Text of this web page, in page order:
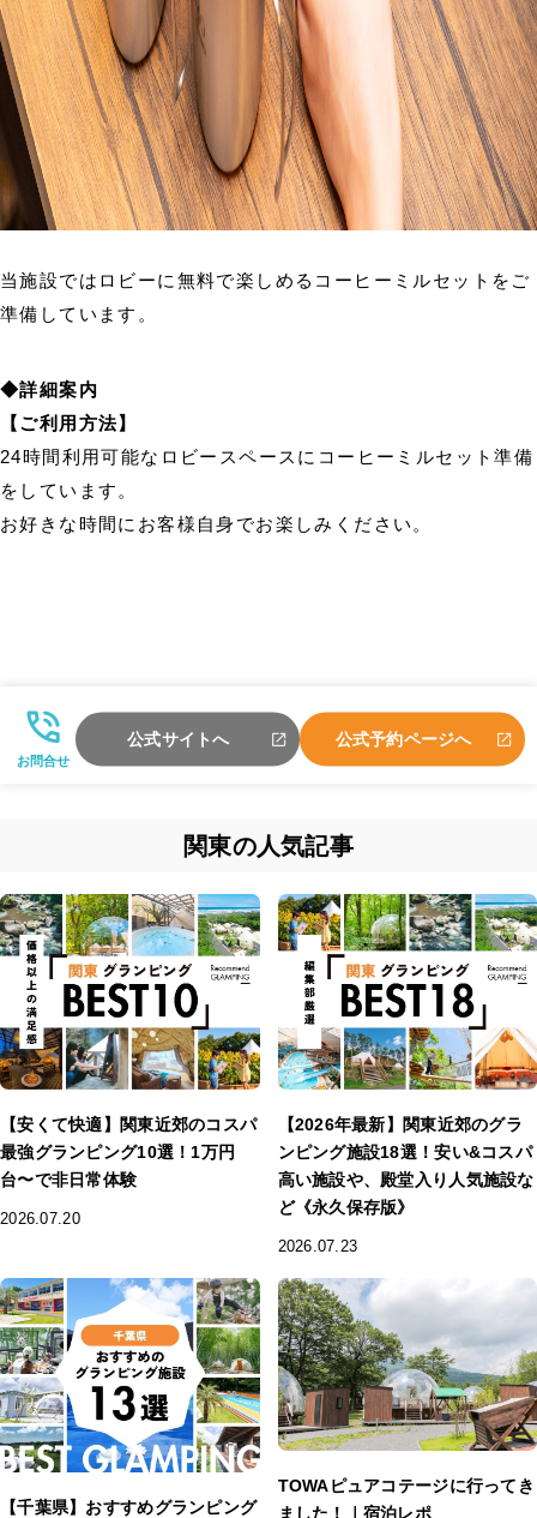
当施設ではロビーに無料で楽しめるコーヒーミルセットをご
準備しています。
◆詳細案内
【ご利用方法】
24時間利用可能なロビースペースにコーヒーミルセット準備
をしています。
お好きな時間にお客様自身でお楽しみください。
お問合せ
公式サイトへ 公式予約ページへ
関東の人気記事
【安くて快適】関東近郊のコスパ
最強グランピング10選！1万円
台〜で非日常体験
2026.07.20
【2026年最新】関東近郊のグラ
ンピング施設18選！安い&コスパ
高い施設や、殿堂入り人気施設な
ど《永久保存版》
2026.07.23
【千葉県】おすすめグランピング
TOWAピュアコテージに行ってき
ました！｜宿泊レポ